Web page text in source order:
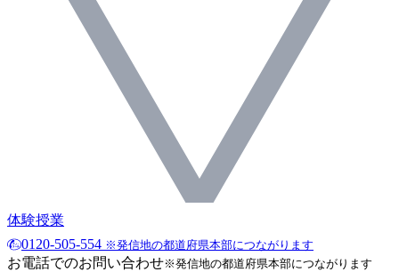
体験授業
0120-505-554 ※発信地の都道府県本部につながります
お電話でのお問い合わせ※発信地の都道府県本部につながります